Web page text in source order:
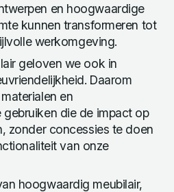
en hoogwaardige
kunnen transformeren tot
werkomgeving.
geloven we ook in
Daarom
en
die de impact op
zonder concessies te doen
van onze
hoogwaardig meubilair,